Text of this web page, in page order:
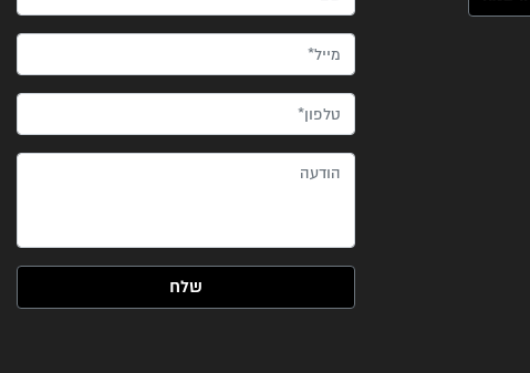
מייל*
טלפון*
הודעה